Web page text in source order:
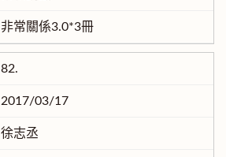
非常關係3.0*3冊
82.
2017/03/17
徐志丞